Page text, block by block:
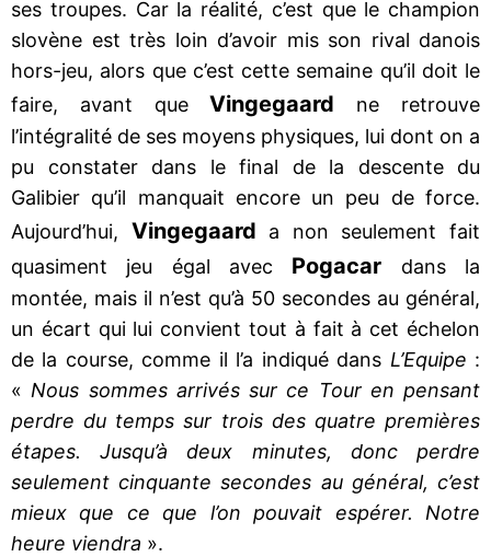
ses troupes. Car la réalité, c’est que le champion
slovène est très loin d’avoir mis son rival danois
hors-jeu, alors que c’est cette semaine qu’il doit le
faire, avant queVingegaard ne retrouve
l’intégralité de ses moyens physiques, lui dont on a
pu constater dans le final de la descente du
Galibier qu’il manquait encore un peu de force.
Aujourd’hui, Vingegaard a non seulement fait
quasiment jeu égal avec Pogacar dans la
montée, mais il n’est qu’à 50 secondes au général,
un écart qui lui convient tout à fait à cet échelon
de la course, comme il l’a indiqué dans L’Equipe :
« Nous sommes arrivés sur ce Tour en pensant
perdre du temps sur trois des quatre premières
étapes. Jusqu’à deux minutes, donc perdre
seulement cinquante secondes au général, c’est
mieux que ce que l’on pouvait espérer. Notre
heure viendra ».